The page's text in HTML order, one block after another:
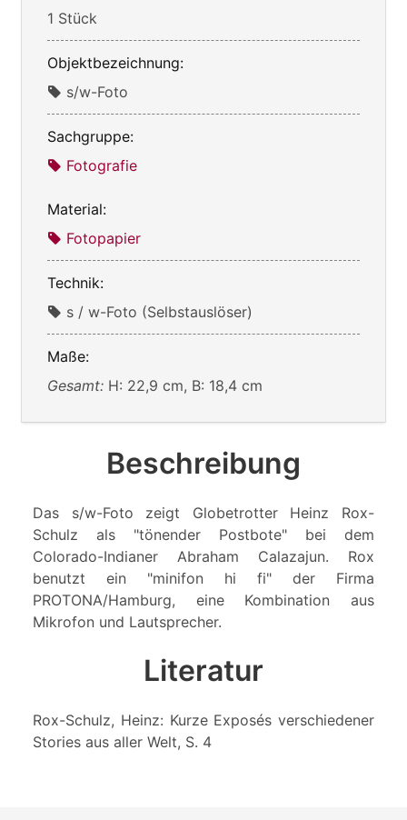
1 Stück
Objektbezeichnung:
s/w-Foto
Sachgruppe:
Fotografie
Material:
Fotopapier
Technik:
s / w-Foto (Selbstauslöser)
Maße:
Gesamt: H: 22,9 cm, B: 18,4 cm
Beschreibung
Das s/w-Foto zeigt Globetrotter Heinz Rox-
Schulz als "tönender Postbote" bei dem
Colorado-Indianer Abraham Calazajun. Rox
benutzt ein "minifon hi fi" der Firma
PROTONA/Hamburg, eine Kombination aus
Mikrofon und Lautsprecher.
Literatur
Rox-Schulz, Heinz: Kurze Exposés verschiedener
Stories aus aller Welt, S. 4